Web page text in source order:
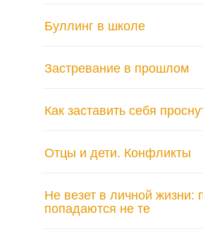
Буллинг в школе
Застревание в прошлом
Как заставить себя
Отцы и дети. Конфликты
Не везет в личной жизни:
попадаются не те